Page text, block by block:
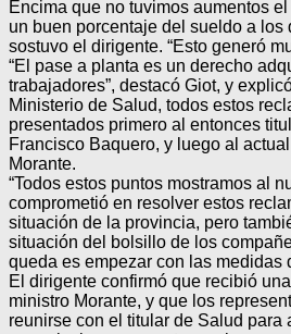
Encima que no tuvimos aumentos
un buen porcentaje del sueldo a los
sostuvo el dirigente. “Esto generó
“El pase a planta es un derecho
trabajadores”, destacó Giot, y
Ministerio de Salud, todos estos
presentados primero al entonces
Francisco Baquero, y luego al
Morante.
“Todos estos puntos mostramos al
comprometió en resolver estos
situación de la provincia, pero
situación del bolsillo de los
queda es empezar con las medidas
El dirigente confirmó que recibió
ministro Morante, y que los
reunirse con el titular de Salud para